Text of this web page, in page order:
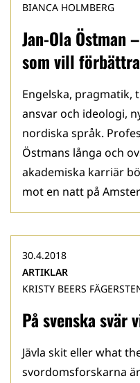
Jan-Ola Östman
som vill
BIANCA HOLMBERG
Engelska, pragmatik,
ansvar och ideologi,
nordiska språk.
Östmans långa och
akademiska karriär
mot en natt på
På svenska svär
30.4.2018
ARTIKLAR
KRISTY BEERS
Jävla skit eller what
svordomsforskarna